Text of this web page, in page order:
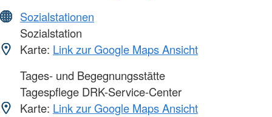
Sozialstationen
Sozialstation
Karte: Link zur Google Maps Ansicht
Tages- und Begegnungsstätte
Tagespflege DRK-Service-Center
Karte: Link zur Google Maps Ansicht